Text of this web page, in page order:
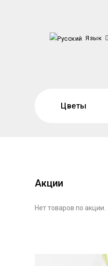
Язык
Цветы
Акции
Нет товаров по акции.